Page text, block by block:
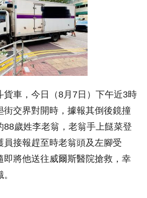
貨車，今日（8月7日）下午近3時
街交界對開時，據報其倒後鏡撞
88歲姓李老翁，老翁手上餸菜登
員接報趕至時老翁頭及左腳受
即將他送往威爾斯醫院搶救，幸